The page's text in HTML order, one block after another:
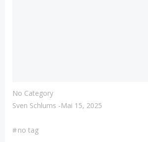
No Category
Sven Schlums -Mai 15, 2025
#no tag